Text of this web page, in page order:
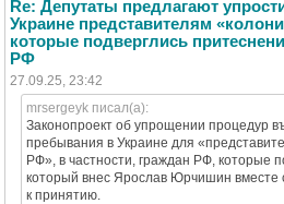
Re: Депутаты предлагают
Украине представителям
которые подверглись
РФ
27.09.25, 23:42
mrsergeyk писал(а):
Законопроект об упрощении процедур
пребывания в Украине для
РФ», в частности, граждан РФ, которые
который внес Ярослав Юрчишин вместе
к принятию.